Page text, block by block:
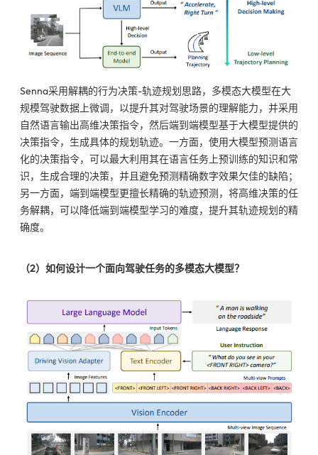
Senna采用解耦的行为决策-轨迹规划思路，多模态大模型在大
规模驾驶数据上微调，以提升其对驾驶场景的理解能力，并采用
自然语言输出高维决策指令，然后端到端模型基于大模型提供的
决策指令，生成具体的规划轨迹。一方面，使用大模型预测语言
化的决策指令，可以最大利用其在语言任务上预训练的知识和常
识，生成合理的决策，并且避免预测精确数字效果欠佳的缺陷；
另一方面，端到端模型更擅长精确的轨迹预测，将高维决策的任
务解耦，可以降低端到端模型学习的难度，提升其轨迹规划的精
确度。
（2）如何设计一个面向驾驶任务的多模态大模型？